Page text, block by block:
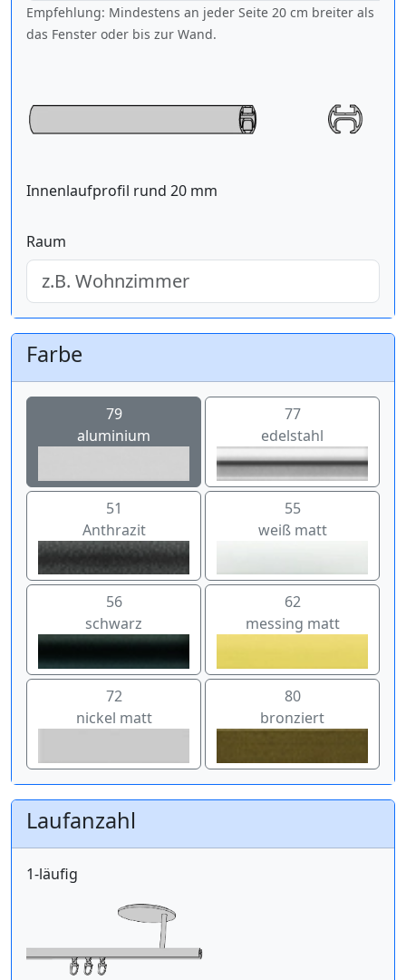
Empfehlung: Mindestens an jeder Seite 20 cm breiter als
das Fenster oder bis zur Wand.
Innenlaufprofil rund 20 mm
Raum
Farbe
79
aluminium
77
edelstahl
51
Anthrazit
55
weiß matt
56
schwarz
62
messing matt
72
nickel matt
80
bronziert
Laufanzahl
1-läufig